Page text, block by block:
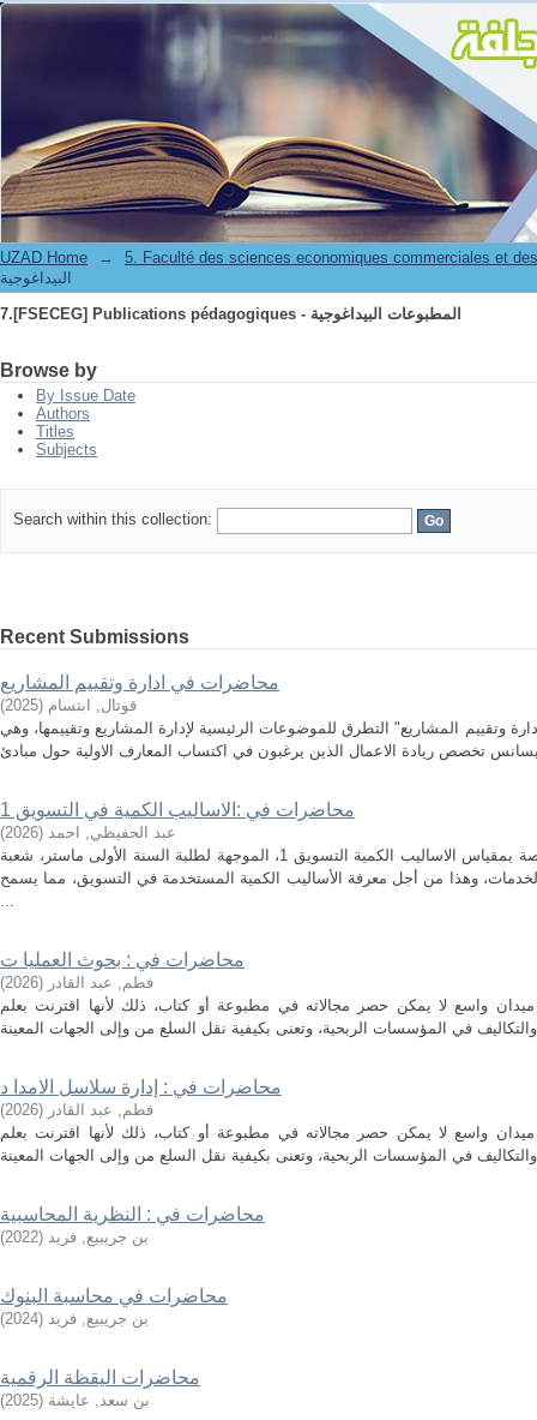
7.[FSECEG] Publications pédagogiques - المطبوعات البيداغوجية
UZAD Home →
5. Faculté des sciences economiques commerciales et
البيداغوجية
7.[FSECEG] Publications pédagogiques - المطبوعات البيداغوجية
Browse by
By Issue Date
Authors
Titles
Subjects
Search within this collection:
Recent Submissions
محاضرات في ادارة وتقييم المشاريع
قوتال, ابتسام (
2025
)
وتقييم المشاريع" التطرق للموضوعات الرئيسية لإدارة المشاريع وتقييمها، وهي
محاضرات في :الاساليب الكمية في التسويق 1
عبد الحفيظي, احمد (
2026
)
هذه المطبوعة هي مجموعة محاضرات خاصة بمقياس الاساليب الكمية التسويق 1، الموجهة لطلبة السنة الأولى ماستر، شعبة
وهذا من أجل معرفة الأساليب الكمية المستخدمة في التسويق، مما يسمح
...
محاضرات في : بحوث العمليا ت
فطم, عبد القادر (
2026
)
واسع لا يمكن حصر مجالاته في مطبوعة أو كتاب، ذلك لأنها اقترنت بعلم
محاضرات في : إدارة سلاسل الامدا د
فطم, عبد القادر (
2026
)
واسع لا يمكن حصر مجالاته في مطبوعة أو كتاب، ذلك لأنها اقترنت بعلم
محاضرات في : النظرية المحاسبية
بن جريبيع, فريد (
2022
)
محاضرات في محاسبة البنوك
بن جريبيع, فريد (
2024
)
محاضرات اليقظة الرقمية
بن سعد, عايشة (
2025
)